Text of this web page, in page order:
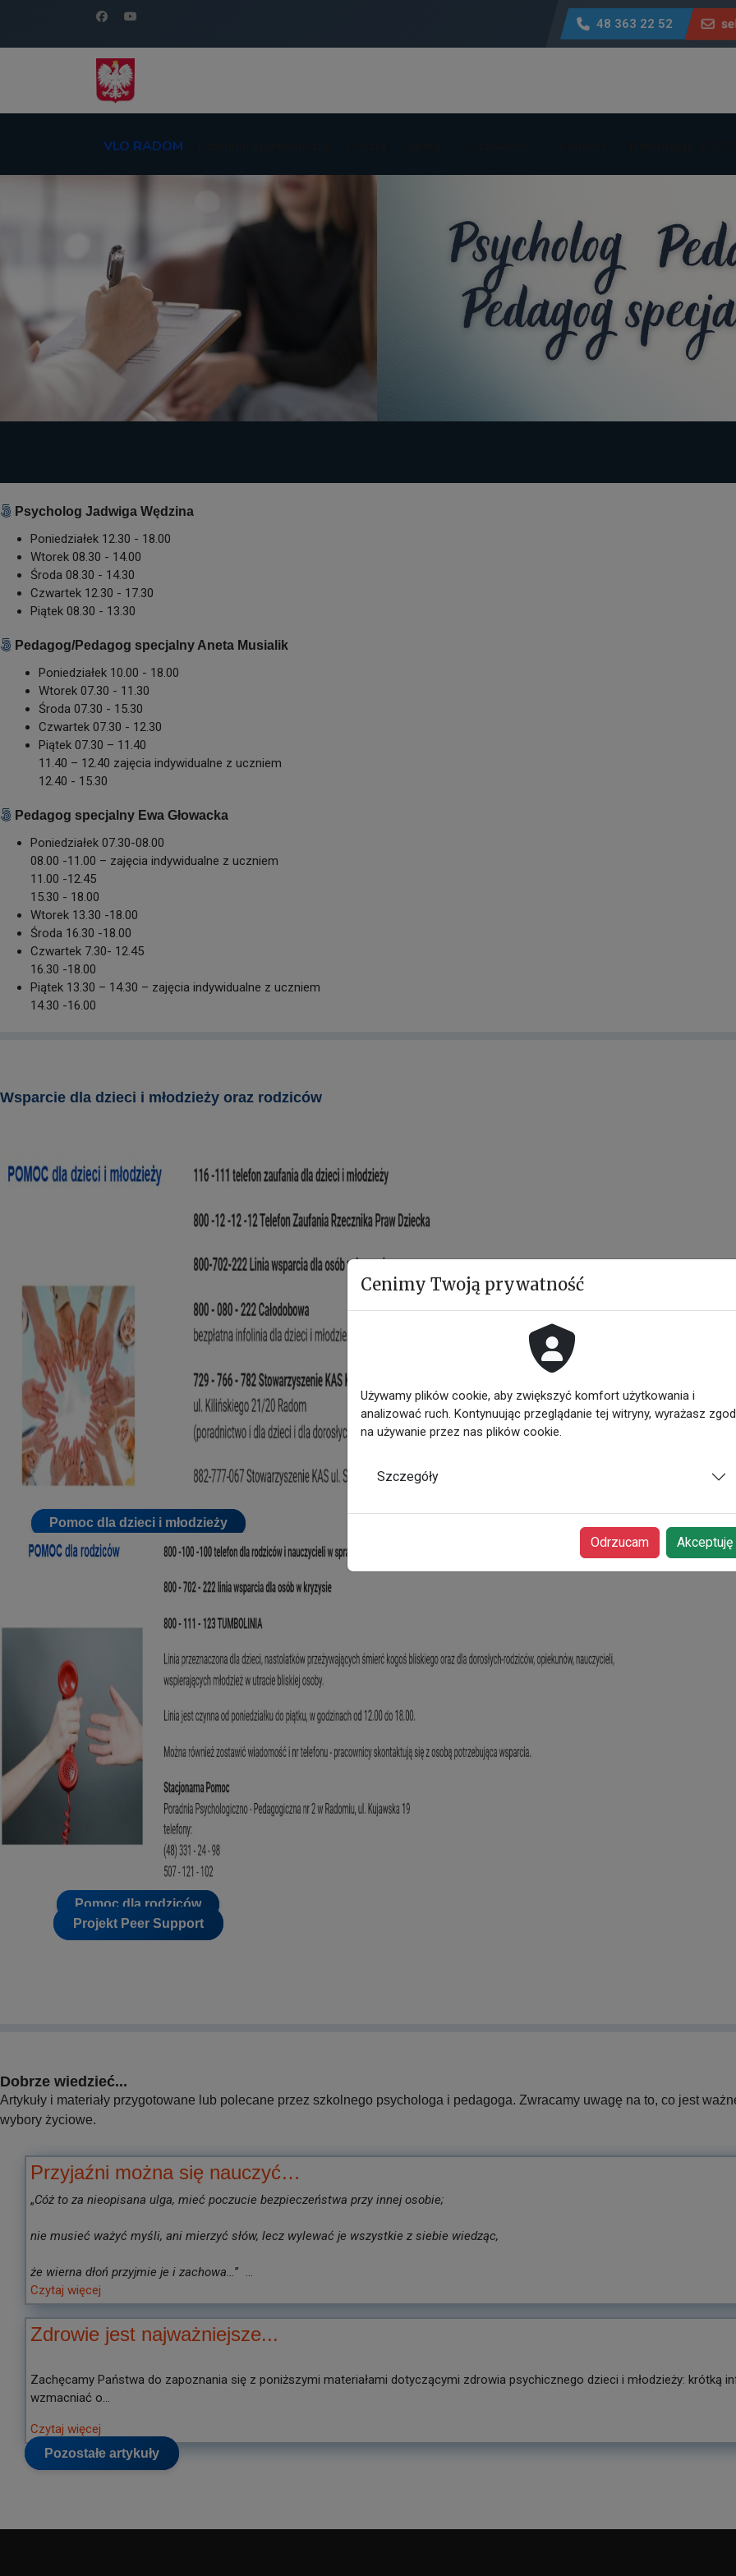
48 363 22 52
VLO RADOM
Psycholog Jadwiga Wędzina
Poniedziałek 12.30 - 18.00
Wtorek 08.30 - 14.00
Środa 08.30 - 14.30
Czwartek 12.30 - 17.30
Piątek 08.30 - 13.30
Pedagog/Pedagog specjalny Aneta Musialik
Poniedziałek 10.00 - 18.00
Wtorek 07.30 - 11.30
Środa 07.30 - 15.30
Czwartek 07.30 - 12.30
Piątek 07.30 – 11.40
11.40 – 12.40 zajęcia indywidualne z uczniem
12.40 - 15.30
Pedagog specjalny Ewa Głowacka
Poniedziałek 07.30-08.00
08.00 -11.00 – zajęcia indywidualne z uczniem
11.00 -12.45
15.30 - 18.00
Wtorek 13.30 -18.00
Środa 16.30 -18.00
Czwartek 7.30- 12.45
16.30 -18.00
Piątek 13.30 – 14.30 – zajęcia indywidualne z uczniem
14.30 -16.00
Wsparcie dla dzieci i młodzieży oraz rodziców
Pomoc dla dzieci i młodzieży
Pomoc dla rodziców
Projekt Peer Support
Dobrze wiedzieć...
Artykuły i materiały przygotowane lub polecane przez szkolnego psychologa i pedagoga. Zwracamy uwagę na to, co jest
wybory życiowe.
Przyjaźni można się nauczyć…
„Cóż to za nieopisana ulga, mieć poczucie bezpieczeństwa przy innej osobie;
nie musieć ważyć myśli, ani mierzyć słów, lecz wylewać je wszystkie z siebie wiedząc,
że wierna dłoń przyjmie je i zachowa…” ...
Czytaj więcej
Zdrowie jest najważniejsze...
Zachęcamy Państwa do zapoznania się z poniższymi materiałami dotyczącymi zdrowia psychicznego dzieci i młodzieży:
wzmacniać o...
Czytaj więcej
Pozostałe artykuły
Cenimy Twoją prywatność
Używamy plików cookie, aby zwiększyć komfort użytkowania i
analizować ruch. Kontynuując przeglądanie tej witryny, wyrażasz
na używanie przez nas plików cookie.
Szczegóły
Odrzucam Akceptuję